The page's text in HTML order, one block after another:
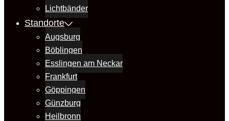
Lichtbänder
Standorte
Augsburg
Böblingen
Esslingen am Neckar
Frankfurt
Göppingen
Günzburg
Heilbronn